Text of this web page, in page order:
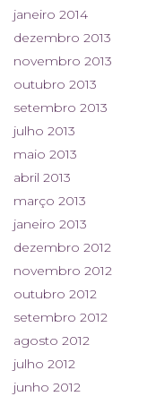
janeiro 2014
dezembro 2013
novembro 2013
outubro 2013
setembro 2013
julho 2013
maio 2013
abril 2013
março 2013
janeiro 2013
dezembro 2012
novembro 2012
outubro 2012
setembro 2012
agosto 2012
julho 2012
junho 2012